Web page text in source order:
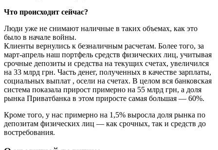
Что происходит сейчас?
Люди уже не снимают наличные в таких объемах, как это
было в начале войны.
Клиенты вернулись к безналичным расчетам. Более того, за
март-апрель наш портфель средств физических лиц, учитывая
срочные депозиты и средства на текущих счетах, увеличился
на 33 млрд грн. Часть денег, полученных в качестве зарплаты,
социальных выплат , осели на счетах. В целом вся банковская
система показала прирост примерно на 55 млрд грн, а доля
рынка Приватбанка в этом приросте самая большая — 60%.
Кроме того, у нас примерно на 1,5% выросла доля рынка по
депозитам физических лиц — как срочных, так и средств до
востребования.